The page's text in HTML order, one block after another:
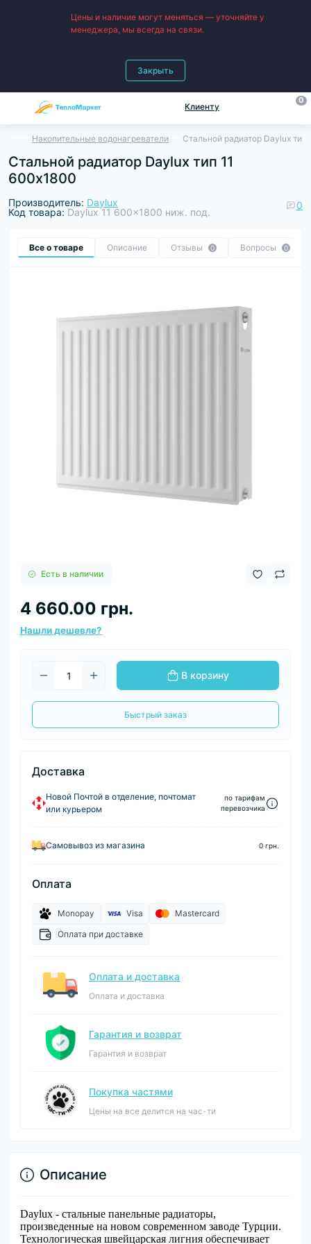
Цены и наличие могут меняться — уточняйте у
менеджера, мы всегда на связи.
Закрыть
Клиенту
0
Накопительные водонагреватели Стальной радиатор Daylux тип
Стальной радиатор Daylux тип 11
600х1800
Производитель: Daylux
Код товара: Daylux 11 600x1800 ниж. под.
0
Все о товаре Описание Отзывы 0 Вопросы 0
Есть в наличии
4 660.00 грн.
Нашли дешевле?
В корзину
Быстрый заказ
Доставка
Новой Почтой в отделение, почтомат
или курьером
по тарифам
перевозчика
Самовывоз из магазина 0 грн.
Оплата
Monopay Visa
Mastercard
Оплата при доставке
Оплата и доставка
Оплата и доставка
Гарантия и возврат
Гарантия и возврат
Покупка частями
Цены на все делится на час-ти
Описание
Daylux - стальные панельные радиаторы,
произведенные на новом современном заводе Турции.
Технологическая швейцарская лигния обеспечивает